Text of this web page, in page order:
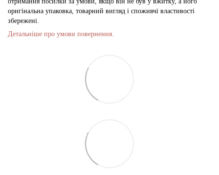
оригінальна упаковка, товарний вигляд і споживчі властивості
збережені.
Детальніше про умови повернення.